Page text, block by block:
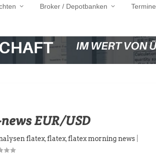
Broker / Depotbanken Termine
EUR/USD
flatex,flatex,flatex morning news|